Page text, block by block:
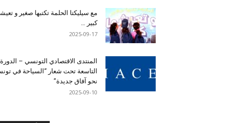
مع سيليكتا الحلمة تكتبها صغير و
كبير …
2025-09-17
المنتدى الاقتصادي التونسي – الدورة
التاسعة تحت شعار “السياحة في
نحو آفاق جديدة”
2025-09-10